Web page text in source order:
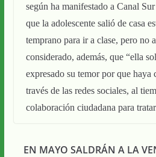
según ha manifestado a Canal
que la adolescente salió de casa
temprano para ir a clase, pero no
considerado, además, que “ella
expresado su temor por que haya
través de las redes sociales, al
colaboración ciudadana para
EN MAYO SALDRÁN A LA